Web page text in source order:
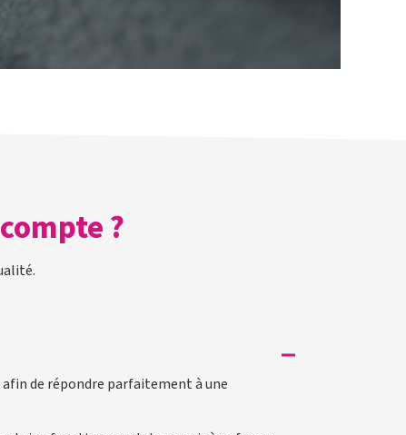
?
de répondre parfaitement à une